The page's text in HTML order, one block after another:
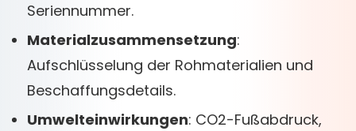
Seriennummer.
Materialzusammensetzung:
Aufschlüsselung der Rohmaterialien und
Beschaffungsdetails.
Umwelteinwirkungen: CO2-Fußabdruck,